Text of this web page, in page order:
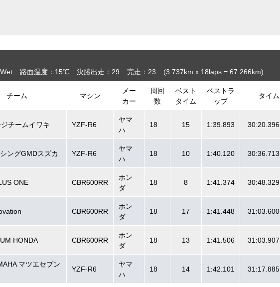
路面温度：15℃ 決勝出走：29 完走：23 (3.737km x 18laps = 67.266km)
チーム マシン
メー
カー
周回
数
ベスト
タイム
ベストラ
ップ
タイム
チームイワキ YZF-R6
ヤマ
ハ
18 15 1:39.893 30:20.396
ングGMDスズカ YZF-R6
ヤマ
ハ
18 10 1:40.120 30:36.713
ONE CBR600RR
ホン
ダ
18 8 1:41.374 30:48.329
CBR600RR
ホン
ダ
18 17 1:41.448 31:03.600
HONDA CBR600RR
ホン
ダ
18 13 1:41.506 31:03.907
マツエセブン
YZF-R6
ヤマ
ハ
18 14 1:42.101 31:17.885